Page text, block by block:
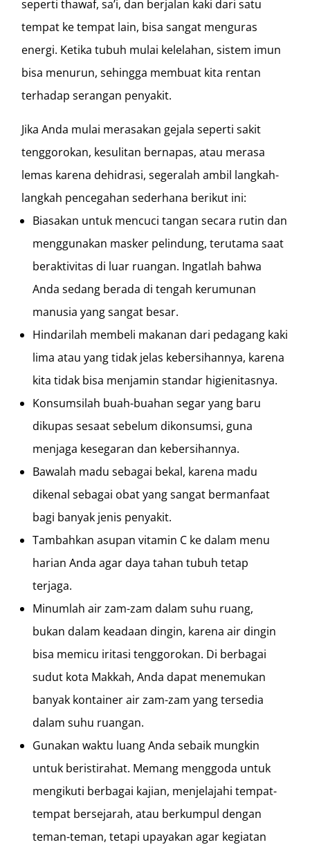
seperti thawaf, sa’i, dan berjalan kaki dari satu
tempat ke tempat lain, bisa sangat menguras
energi. Ketika tubuh mulai kelelahan, sistem imun
bisa menurun, sehingga membuat kita rentan
terhadap serangan penyakit.
Jika Anda mulai merasakan gejala seperti sakit
tenggorokan, kesulitan bernapas, atau merasa
lemas karena dehidrasi, segeralah ambil langkah-
langkah pencegahan sederhana berikut ini:
Biasakan untuk mencuci tangan secara rutin dan
menggunakan masker pelindung, terutama saat
beraktivitas di luar ruangan. Ingatlah bahwa
Anda sedang berada di tengah kerumunan
manusia yang sangat besar.
Hindarilah membeli makanan dari pedagang kaki
lima atau yang tidak jelas kebersihannya, karena
kita tidak bisa menjamin standar higienitasnya.
Konsumsilah buah-buahan segar yang baru
dikupas sesaat sebelum dikonsumsi, guna
menjaga kesegaran dan kebersihannya.
Bawalah madu sebagai bekal, karena madu
dikenal sebagai obat yang sangat bermanfaat
bagi banyak jenis penyakit.
Tambahkan asupan vitamin C ke dalam menu
harian Anda agar daya tahan tubuh tetap
terjaga.
Minumlah air zam-zam dalam suhu ruang,
bukan dalam keadaan dingin, karena air dingin
bisa memicu iritasi tenggorokan. Di berbagai
sudut kota Makkah, Anda dapat menemukan
banyak kontainer air zam-zam yang tersedia
dalam suhu ruangan.
Gunakan waktu luang Anda sebaik mungkin
untuk beristirahat. Memang menggoda untuk
mengikuti berbagai kajian, menjelajahi tempat-
tempat bersejarah, atau berkumpul dengan
teman-teman, tetapi upayakan agar kegiatan